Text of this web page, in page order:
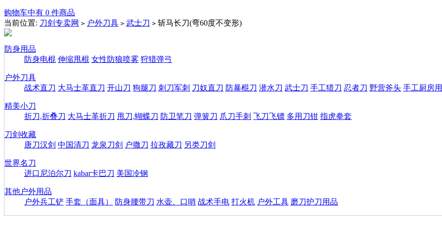
购物车中有 0 件商品
当前位置: 刀剑专卖网 > 户外刀具 > 武士刀 > 斩马长刀(弯60度不变形)
防身用品
防身电棍 伸缩甩棍 女性防狼喷雾 狩猎弹弓
户外刀具
战术直刀 大马士革直刀 开山刀 狗腿刀 刺刀军刺 刀奴直刀 防暴棍刀 潜水刀 武士刀 手工猎刀 忍者刀 野营斧头 手工厨房
精美小刀
折刀,折叠刀 大马士革折刀 甩刀,蝴蝶刀 防卫笔刀 弹簧刀 爪刀手刺 飞刀飞镖 多用刀钳 指虎拳套
刀剑收藏
唐刀汉剑 中国清刀 龙泉刀剑 户撒刀 拉孜藏刀 另类刀剑
世界名刀
进口尼泊尔刀 kabar卡巴刀 美国冷钢
其他户外用品
户外兵工铲 手套（面具） 防身腰带刀 水壶、口哨 战术手电 打火机 户外工具 磨刀护刀用品